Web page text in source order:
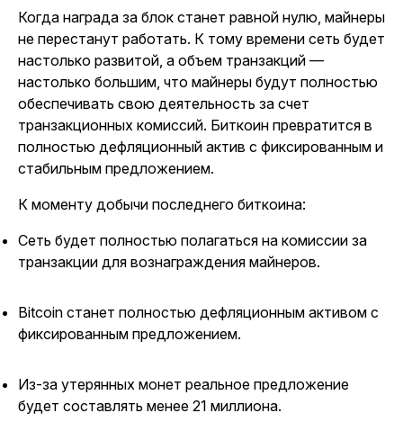
Когда награда за блок станет равной нулю, майнеры
не перестанут работать. К тому времени сеть будет
настолько развитой, а объем транзакций —
настолько большим, что майнеры будут полностью
обеспечивать свою деятельность за счет
транзакционных комиссий. Биткоин превратится в
полностью дефляционный актив с фиксированным и
стабильным предложением.
К моменту добычи последнего биткоина:
Сеть будет полностью полагаться на комиссии за
транзакции для вознаграждения майнеров.
Bitcoin станет полностью дефляционным активом с
фиксированным предложением.
Из-за утерянных монет реальное предложение
будет составлять менее 21 миллиона.